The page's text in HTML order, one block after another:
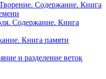
Содержание. Книга
Содержание. Книга
Книга памяти
и разделение веток